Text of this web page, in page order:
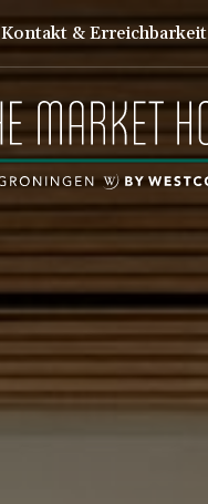
Kontakt & Erreichbarkeit